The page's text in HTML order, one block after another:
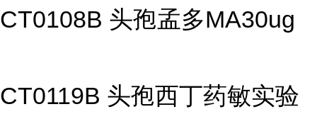
CT0108B 头孢孟多MA30ug
CT0119B 头孢西丁药敏实验